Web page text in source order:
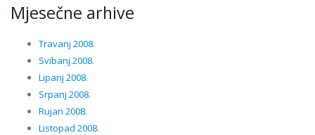
Mjesečne arhive
Travanj 2008.
Svibanj 2008.
Lipanj 2008.
Srpanj 2008.
Rujan 2008.
Listopad 2008.